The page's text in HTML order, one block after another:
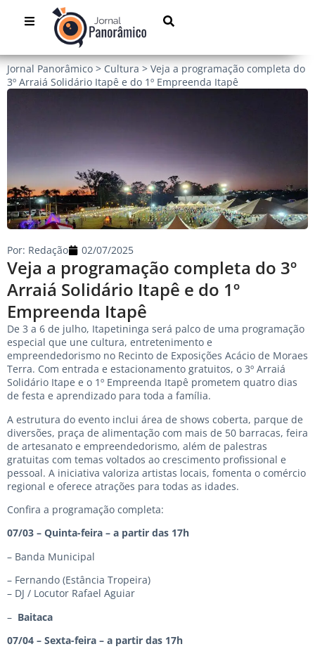
Jornal Panorâmico > Cultura > Veja a programação completa do
3º Arraiá Solidário Itapê e do 1º Empreenda Itapê
Veja a programação completa do 3º
Arraiá Solidário Itapê e do 1º
Empreenda Itapê
Por: Redação 02/07/2025
De 3 a 6 de julho, Itapetininga será palco de uma programação
especial que une cultura, entretenimento e
empreendedorismo no Recinto de Exposições Acácio de Moraes
Terra. Com entrada e estacionamento gratuitos, o 3º Arraiá
Solidário Itape e o 1º Empreenda Itapê prometem quatro dias
de festa e aprendizado para toda a família.
A estrutura do evento inclui área de shows coberta, parque de
diversões, praça de alimentação com mais de 50 barracas, feira
de artesanato e empreendedorismo, além de palestras
gratuitas com temas voltados ao crescimento profissional e
pessoal. A iniciativa valoriza artistas locais, fomenta o comércio
regional e oferece atrações para todas as idades.
Confira a programação completa:
07/03 – Quinta-feira – a partir das 17h
– Banda Municipal
– Fernando (Estância Tropeira)
– DJ / Locutor Rafael Aguiar
– Baitaca
07/04 – Sexta-feira – a partir das 17h